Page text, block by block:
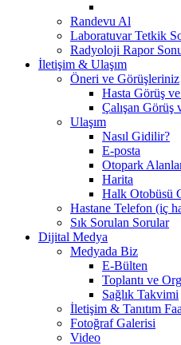
Randevu Al
Laboratuvar Tetkik
Radyoloji Rapor
İletişim & Ulaşım
Öneri ve Görüşleriniz
Hasta Görüş
Çalışan Görüş
Ulaşım
Nasıl Gidilir?
E-posta
Otopark
Harita
Halk Otobüsü
Hastane Telefon (iç
Sık Sorulan Sorular
Dijital Medya
Medyada Biz
E-Bülten
Toplantı ve
Sağlık Takvimi
İletişim & Tanıtım
Fotoğraf Galerisi
Video